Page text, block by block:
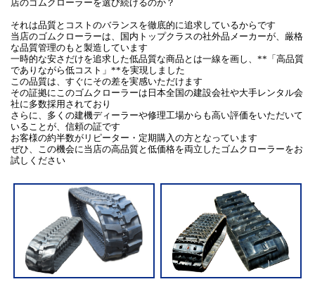
店のゴムクローラーを選び続けるのか？
それは品質とコストのバランスを徹底的に追求しているからです
当店のゴムクローラーは、国内トップクラスの社外品メーカーが、厳格
な品質管理のもと製造しています
一時的な安さだけを追求した低品質な商品とは一線を画し、**「高品質
でありながら低コスト」**を実現しました
この品質は、すぐにその差を実感いただけます
その証拠にこのゴムクローラーは日本全国の建設会社や大手レンタル会
社に多数採用されており
さらに、多くの建機ディーラーや修理工場からも高い評価をいただいて
いることが、信頼の証です
お客様の約半数がリピーター・定期購入の方となっています
ぜひ、この機会に当店の高品質と低価格を両立したゴムクローラーをお
試しください